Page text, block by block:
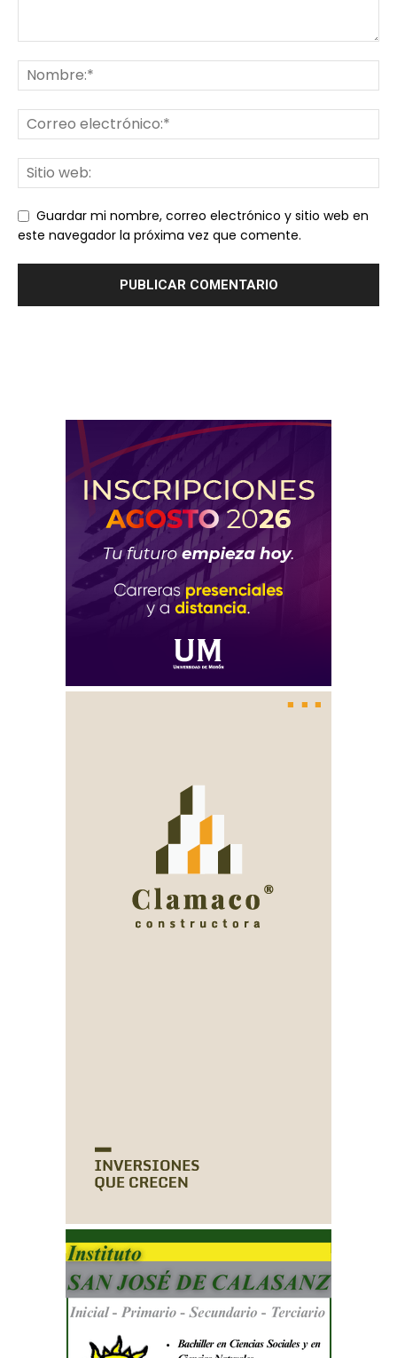
Guardar mi nombre, correo electrónico y sitio web en
este navegador la próxima vez que comente.